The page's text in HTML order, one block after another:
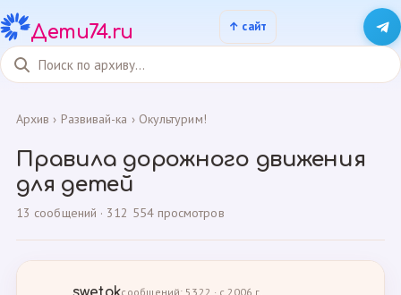
Дети74.ru
Архив › Развивай-ка › Окультурим!
Правила дорожного движения
для детей
13 сообщений · 312 554 просмотров
сообщений: 5322 · с 2006 г.